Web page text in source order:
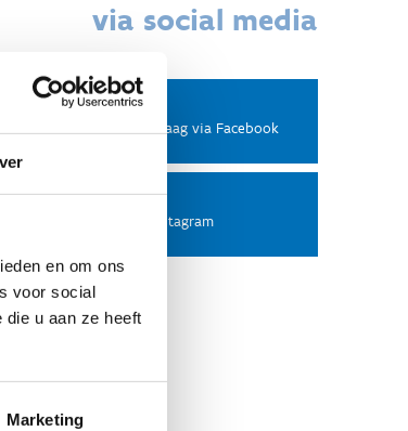
en om ons
voor social
u aan ze heeft
Marketing
via social media
Facebook
Stel ons een vraag via Facebook
Instagram
Volg ons op Instagram